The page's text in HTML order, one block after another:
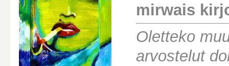
mirwais
Oletteko
arvostelut